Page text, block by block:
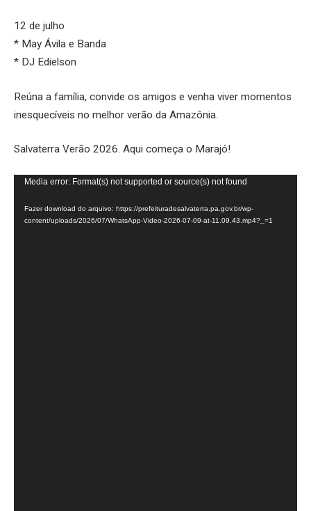
12 de julho
* May Ávila e Banda
* DJ Edielson
Reúna a família, convide os amigos e venha viver momentos
inesquecíveis no melhor verão da Amazônia.
Salvaterra Verão 2026. Aqui começa o Marajó!
Tocador
vídeo
Media error: Format(s) not supported or source(s) not found
Fazer download do arquivo: https://prefeituradesalvaterra.pa.gov.br/wp-
content/uploads/2026/07/WhatsApp-Video-2026-07-09-at-11.09.43.mp4?_=1